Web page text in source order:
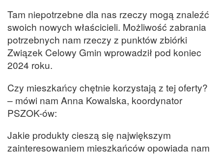
Tam niepotrzebne dla nas rzeczy mogą znaleźć
swoich nowych właścicieli. Możliwość zabrania
potrzebnych nam rzeczy z punktów zbiórki
Związek Celowy Gmin wprowadził pod koniec
2024 roku.
Czy mieszkańcy chętnie korzystają z tej oferty?
– mówi nam Anna Kowalska, koordynator
PSZOK-ów:
Jakie produkty cieszą się największym
zainteresowaniem mieszkańców opowiada nam